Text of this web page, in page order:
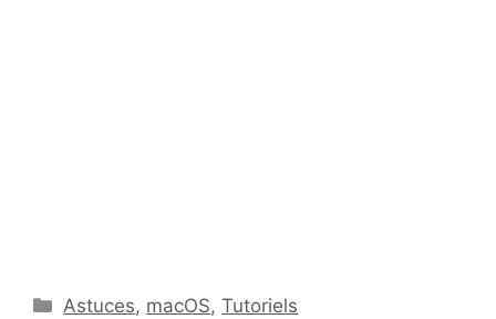
Catégories
Astuces, macOS,Tutoriels